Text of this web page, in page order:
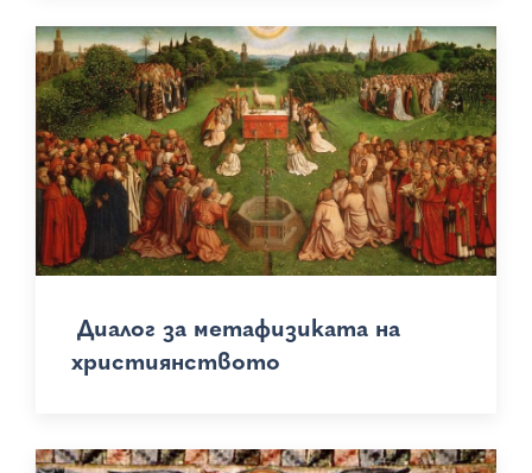
Диалог за метафизиката на
християнството